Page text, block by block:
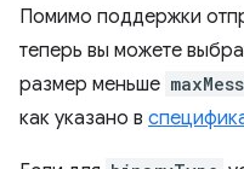
Помимо поддержки
теперь вы можете
размер меньше
как указано в